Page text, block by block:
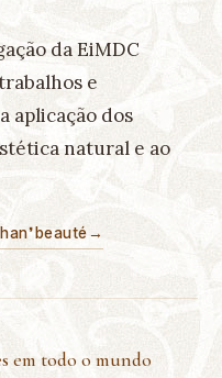
da EiMDC
e
aplicação dos
natural e ao
→
em todo o mundo